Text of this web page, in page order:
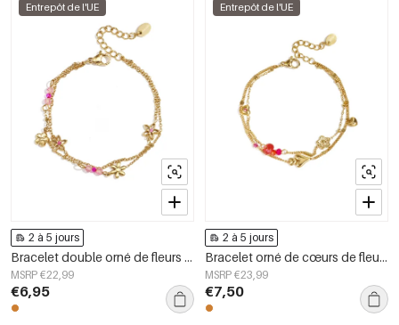
Entrepôt de l'UE
2 à 5 jours
Bracelet double orné de fleurs colorées
MSRP €22,99
€6,95
Entrepôt de l'UE
2 à 5 jours
Bracelet orné de cœurs de fleurs et de perles
MSRP €23,99
€7,50